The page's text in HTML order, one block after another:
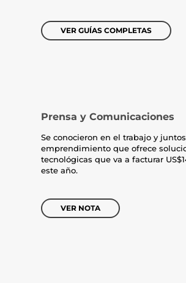
VER GUÍAS COMPLETAS
Prensa y Comunicaciones
Se conocieron en el trabajo y
emprendimiento que ofrece
tecnológicas que va a facturar
este año.
VER NOTA